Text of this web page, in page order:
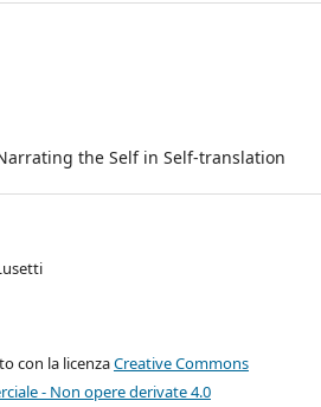
the Self in Self-translation
con la licenzaCreative Commons
- Non opere derivate 4.0